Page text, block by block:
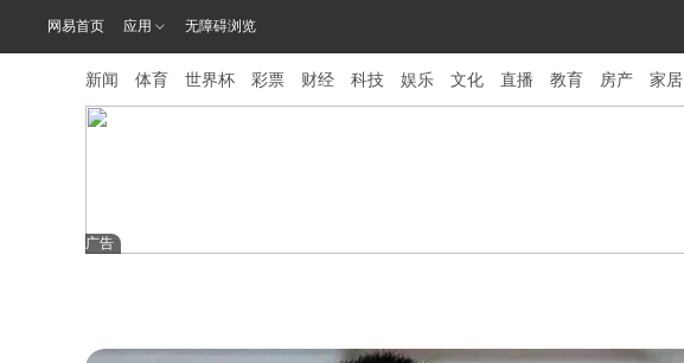
网易首页 应用 无障碍浏览
新闻 体育 世界杯 彩票 财经 科技 娱乐 文化 直播 教育 房产 家居
广告